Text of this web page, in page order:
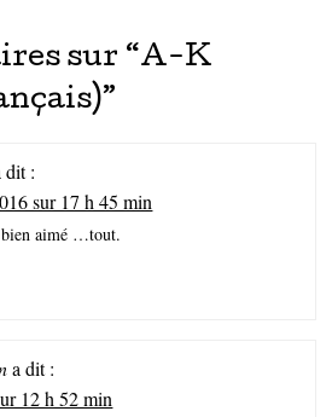
sur “A-K
”
dit :
sur 17 h 45 min
aimé …tout.
a dit :
12 h 52 min